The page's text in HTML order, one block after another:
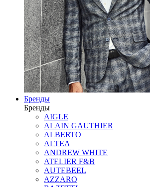
Бренды
Бренды
AIGLE
ALAIN GAUTHIER
ALBERTO
ALTEA
ANDREW WHITE
ATELIER F&B
AUTEBEEL
AZZARO